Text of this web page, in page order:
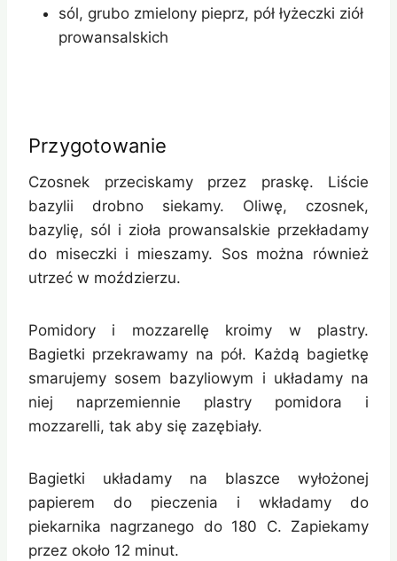
sól, grubo zmielony pieprz, pół łyżeczki ziół
prowansalskich
Przygotowanie
Czosnek przeciskamy przez praskę. Liście
bazylii drobno siekamy. Oliwę, czosnek,
bazylię, sól i zioła prowansalskie przekładamy
do miseczki i mieszamy. Sos można również
utrzeć w moździerzu.
Pomidory i mozzarellę kroimy w plastry.
Bagietki przekrawamy na pół. Każdą bagietkę
smarujemy sosem bazyliowym i układamy na
niej naprzemiennie plastry pomidora i
mozzarelli, tak aby się zazębiały.
Bagietki układamy na blaszce wyłożonej
papierem do pieczenia i wkładamy do
piekarnika nagrzanego do 180 C. Zapiekamy
przez około 12 minut.